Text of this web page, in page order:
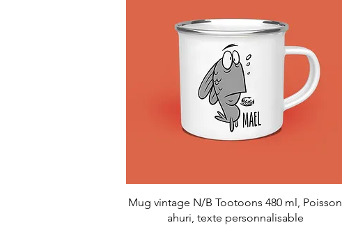
Mug vintage N/B Tootoons 480 ml, Poisson
ahuri, texte personnalisable